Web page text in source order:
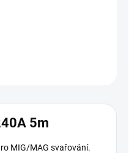
5m
MIG/MAG svařování.